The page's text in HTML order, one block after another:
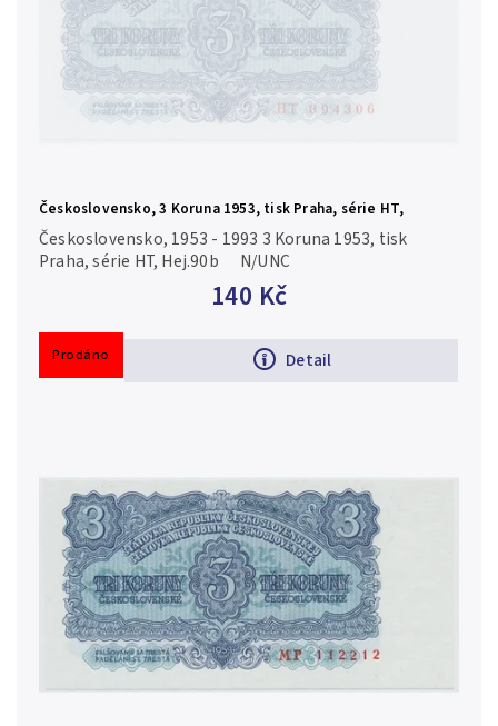
Československo, 3 Koruna 1953, tisk Praha, série HT,
Hej.90b
140 Kč
Detail
Československo, 1953 - 1993 3 Koruna 1953, tisk
Praha, série HT, Hej.90b N/UNC
Prodáno